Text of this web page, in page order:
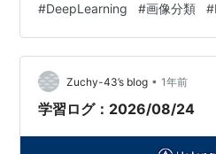
般的な利用は難しかった。 提
efficient image Transformers
を使い、単一のGPUノード（
度な…
#DeepLearning #画像分類 #
Zuchy-43’s blog • 1年前
学習ログ：2026/08/24